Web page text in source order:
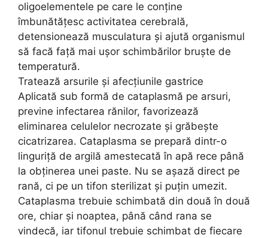
oligoelementele pe care le conține
îmbunătăţesc activitatea cerebrală,
detensionează musculatura și ajută organismul
să facă față mai ușor schimbărilor bruște de
temperatură.
Tratează arsurile și afecţiunile gastrice
Aplicată sub formă de cataplasmă pe arsuri,
previne infectarea rănilor, favorizează
eliminarea celulelor necrozate şi grăbeşte
cicatrizarea. Cataplasma se prepară dintr-o
linguriță de argilă amestecată în apă rece până
la obținerea unei paste. Nu se așază direct pe
rană, ci pe un tifon sterilizat și puțin umezit.
Cataplasma trebuie schimbată din două în două
ore, chiar și noaptea, până când rana se
vindecă, iar tifonul trebuie schimbat de fiecare